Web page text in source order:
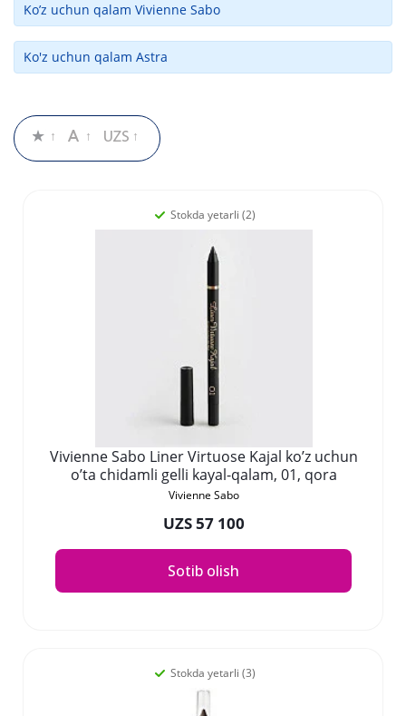
Ko’z uchun qalam Vivienne Sabo
Ko'z uchun qalam Astra
Stokda yetarli (2)
Vivienne Sabo Liner Virtuose Kajal ko’z uchun
o’ta chidamli gelli kayal-qalam, 01, qora
Vivienne Sabo
UZS 57 100
Sotib olish
Stokda yetarli (3)